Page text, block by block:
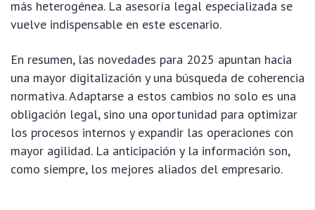
más heterogénea. La asesoría legal especializada se
vuelve indispensable en este escenario.
En resumen, las novedades para 2025 apuntan hacia
una mayor digitalización y una búsqueda de coherencia
normativa. Adaptarse a estos cambios no solo es una
obligación legal, sino una oportunidad para optimizar
los procesos internos y expandir las operaciones con
mayor agilidad. La anticipación y la información son,
como siempre, los mejores aliados del empresario.